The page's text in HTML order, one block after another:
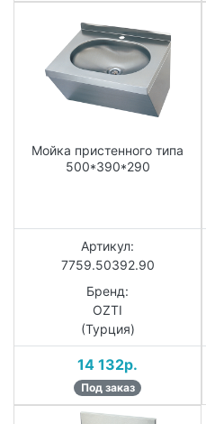
Мойка пристенного типа
500*390*290
Артикул:
7759.50392.90
Бренд:
OZTI
(Турция)
14 132р.
Под заказ